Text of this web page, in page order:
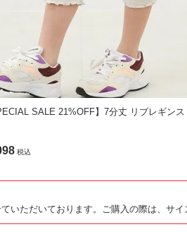
SALE 21%OFF】7分丈 リブレギンス
税込
いただいております。ご購入の際は、サイ